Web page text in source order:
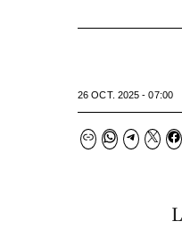
26 OCT. 2025 - 07:00